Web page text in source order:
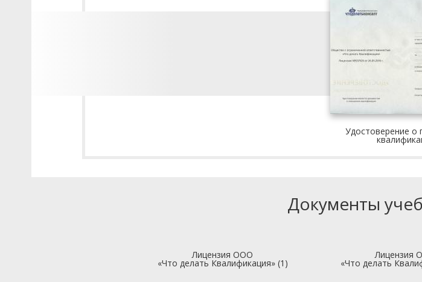
Удостоверение о
Документы
Лицензия ООО
«Что делать Квалификация» (1)
Лицензия
«Что делать